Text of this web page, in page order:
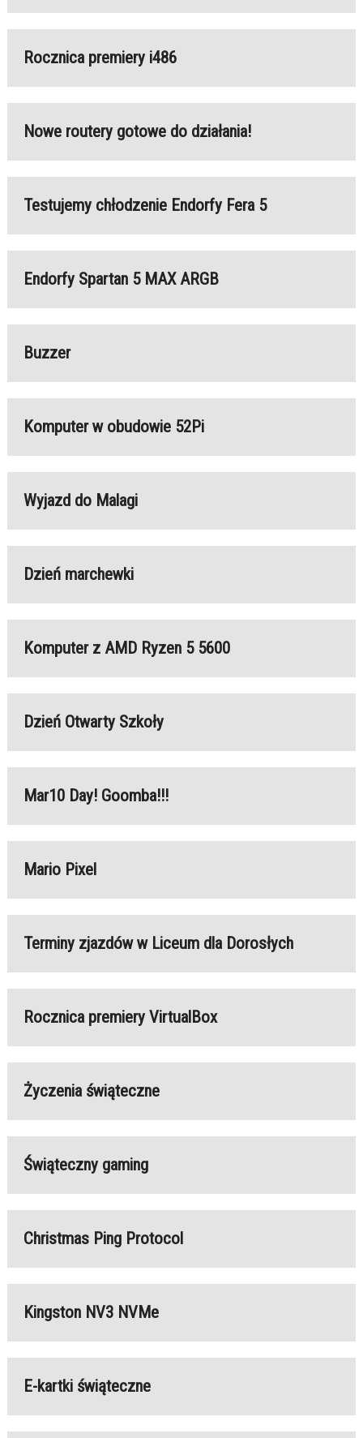
Rocznica premiery i486
Nowe routery gotowe do działania!
Testujemy chłodzenie Endorfy Fera 5
Endorfy Spartan 5 MAX ARGB
Buzzer
Komputer w obudowie 52Pi
Wyjazd do Malagi
Dzień marchewki
Komputer z AMD Ryzen 5 5600
Dzień Otwarty Szkoły
Mar10 Day! Goomba!!!
Mario Pixel
Terminy zjazdów w Liceum dla Dorosłych
Rocznica premiery VirtualBox
Życzenia świąteczne
Świąteczny gaming
Christmas Ping Protocol
Kingston NV3 NVMe
E-kartki świąteczne